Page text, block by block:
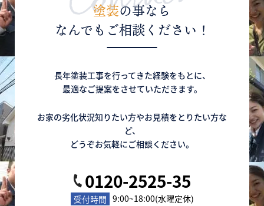
塗装の事なら
なんでもご相談ください！
長年塗装工事を行ってきた経験をもとに、
最適なご提案をさせていただきます。
お家の劣化状況知りたい方やお見積をとりたい方な
ど、
どうぞお気軽にご相談ください。
0120-2525-35
受付時間 9:00~18:00(水曜定休)